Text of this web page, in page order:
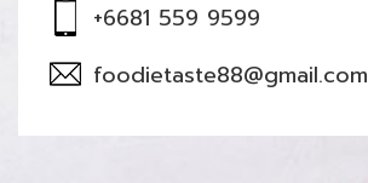
+6681 559 9599
foodietaste88@gmail.com